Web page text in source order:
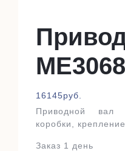
ME3068
16145руб.
Приводной вал
коробки,
Заказ 1 день